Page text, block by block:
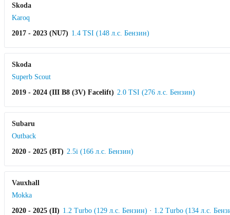
Skoda
Karoq
2017 - 2023 (NU7) 1.4 TSI (148 л.с. Бензин)
Skoda
Superb Scout
2019 - 2024 (III B8 (3V) Facelift) 2.0 TSI (276 л.с. Бензин)
Subaru
Outback
2020 - 2025 (BT) 2.5i (166 л.с. Бензин)
Vauxhall
Mokka
2020 - 2025 (II) 1.2 Turbo (129 л.с. Бензин) · 1.2 Turbo (134 л.с.